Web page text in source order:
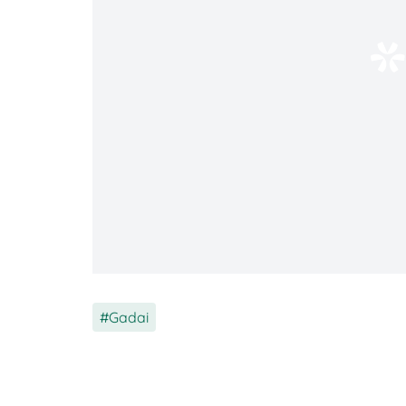
Setelah pengajuan diterima, lembaga
kendaraan yang dijadikan jaminan.
Gadai